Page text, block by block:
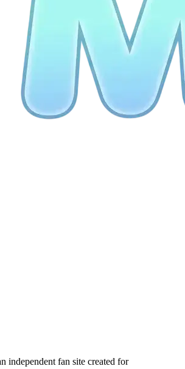
independent fan site created for